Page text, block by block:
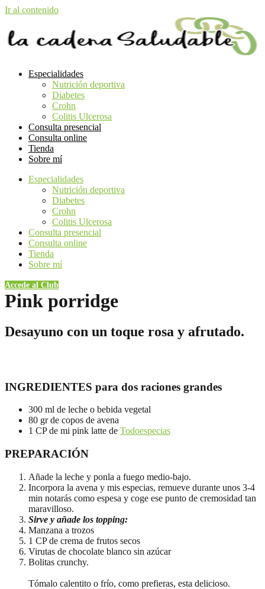
Ir al contenido
Especialidades
Nutrición deportiva
Diabetes
Crohn
Colitis Ulcerosa
Consulta presencial
Consulta online
Tienda
Sobre mí
Especialidades
Nutrición deportiva
Diabetes
Crohn
Colitis Ulcerosa
Consulta presencial
Consulta online
Tienda
Sobre mí
Accede al Club
Pink porridge
Desayuno con un toque rosa y afrutado.
INGREDIENTES para dos raciones grandes
300 ml de leche o bebida vegetal
80 gr de copos de avena
1 CP de mi pink latte de Todoespecias
PREPARACIÓN
Añade la leche y ponla a fuego medio-bajo.
Incorpora la avena y mis especias, remueve durante unos 3-4
min notarás como espesa y coge ese punto de cremosidad tan
maravilloso.
Sirve y añade los topping:
Manzana a trozos
1 CP de crema de frutos secos
Virutas de chocolate blanco sin azúcar
Bolitas crunchy.
Tómalo calentito o frío, como prefieras, esta delicioso.